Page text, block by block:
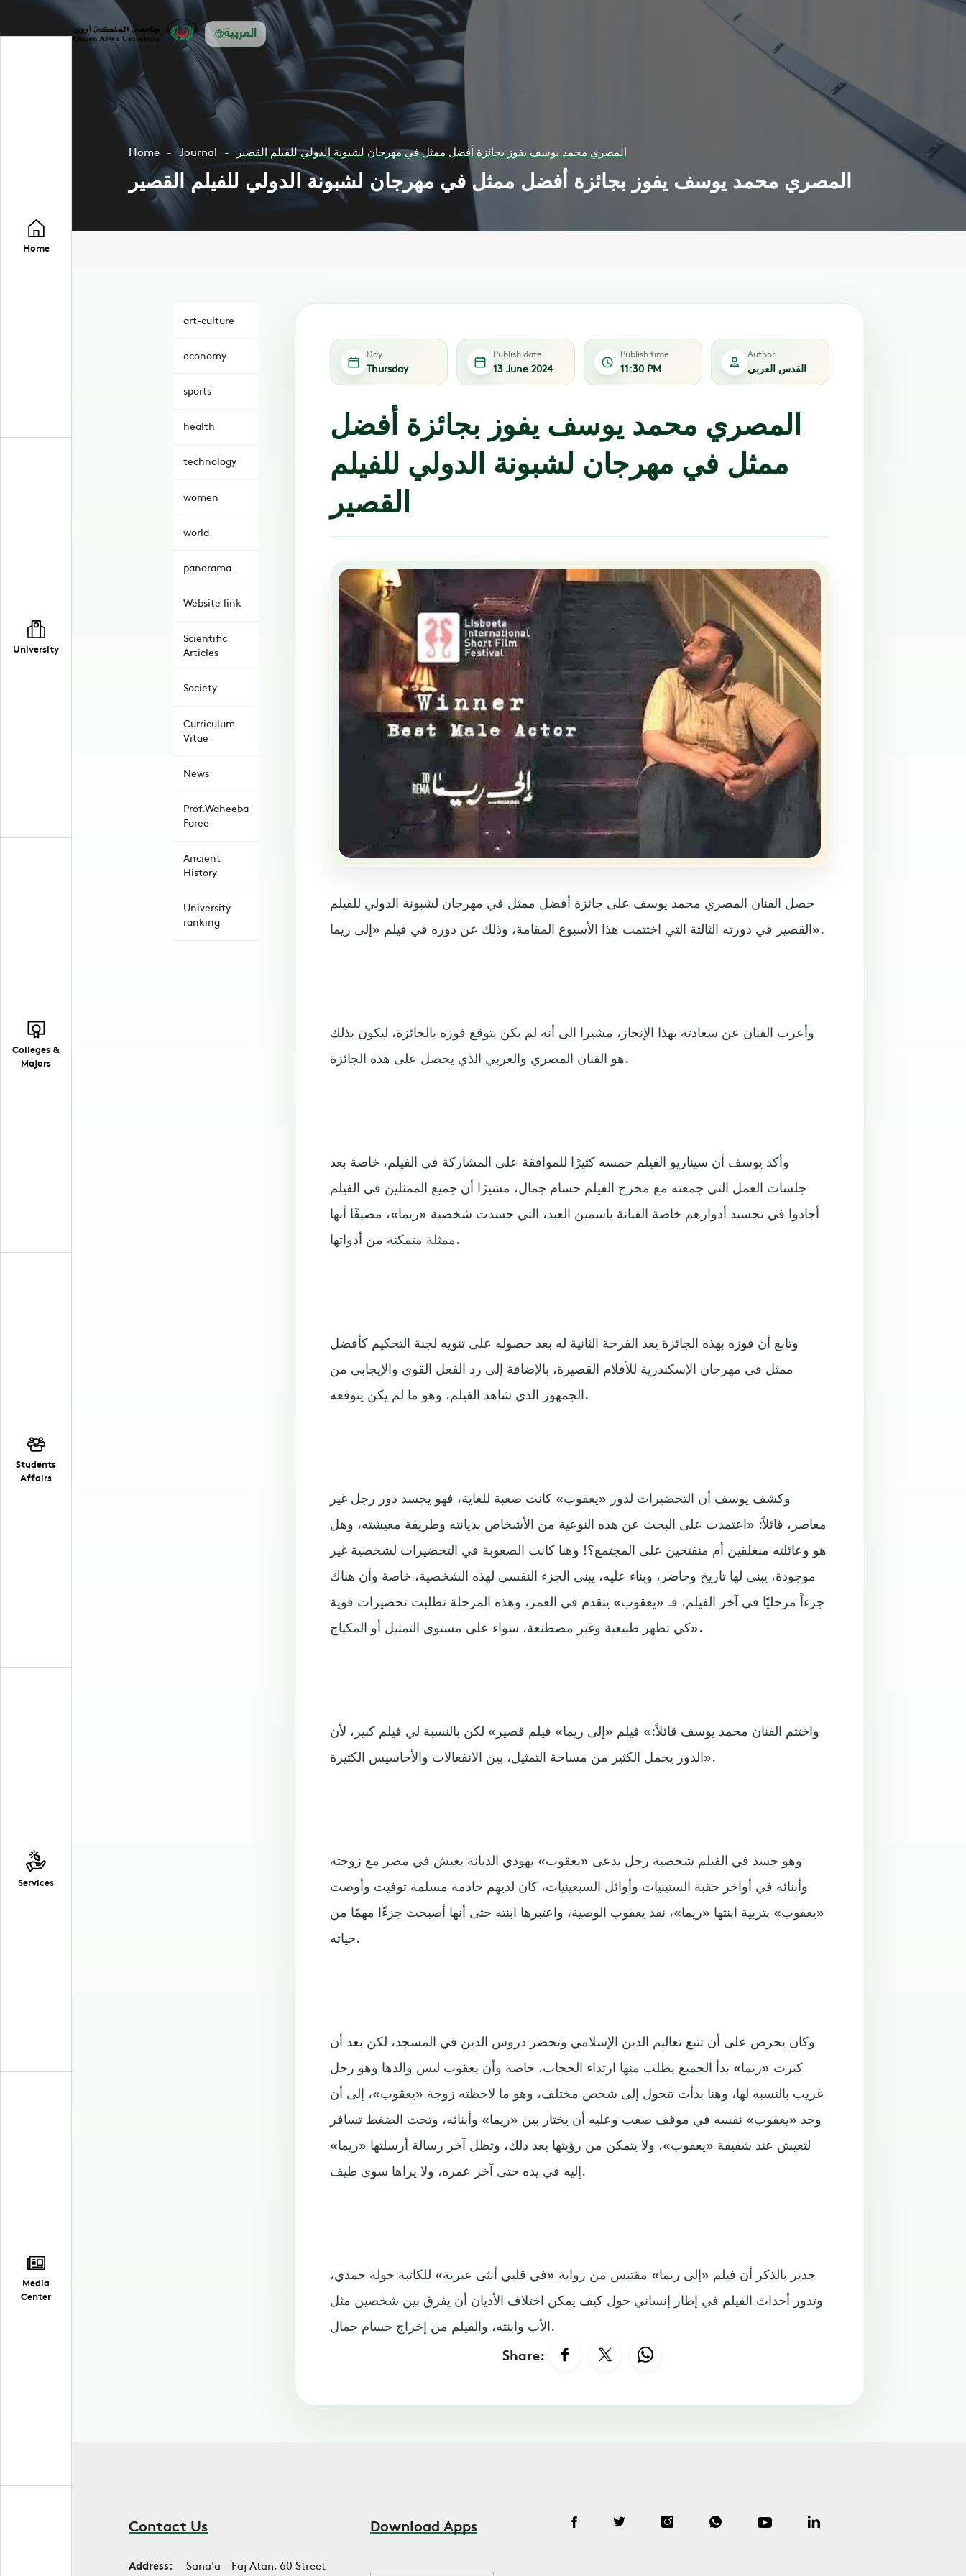
العربية
Home
University
Colleges &
Majors
Students
Affairs
Services
Media
Center
Home Journal المصري محمد يوسف يفوز بجائزة أفضل ممثل في مهرجان لشبونة الدولي للفيلم القصير
المصري محمد يوسف يفوز بجائزة أفضل ممثل في مهرجان لشبونة الدولي للفيلم القصير
art-culture
economy
sports
health
technology
women
world
panorama
Website link
Scientific
Articles
Society
Curriculum
Vitae
News
Prof.Waheeba
Faree
Ancient
History
University
ranking
Day
Thursday
Publish date
13 June 2024
Publish time
11:30 PM
Author
القدس العربي
المصري محمد يوسف يفوز بجائزة أفضل
ممثل في مهرجان لشبونة الدولي للفيلم
القصير
حصل الفنان المصري محمد يوسف على جائزة أفضل ممثل في مهرجان لشبونة الدولي للفيلم
القصير في دورته الثالثة التي اختتمت هذا الأسبوع المقامة، وذلك عن دوره في فيلم «إلى ريما».
وأعرب الفنان عن سعادته بهذا الإنجاز، مشيرا الى أنه لم يكن يتوقع فوزه بالجائزة، ليكون بذلك
هو الفنان المصري والعربي الذي يحصل على هذه الجائزة.
وأكد يوسف أن سيناريو الفيلم حمسه كثيرًا للموافقة على المشاركة في الفيلم، خاصة بعد
جلسات العمل التي جمعته مع مخرج الفيلم حسام جمال، مشيرًا أن جميع الممثلين في الفيلم
أجادوا في تجسيد أدوارهم خاصة الفنانة ياسمين العبد، التي جسدت شخصية «ريما»، مضيفًا أنها
ممثلة متمكنة من أدواتها.
وتابع أن فوزه بهذه الجائزة يعد الفرحة الثانية له بعد حصوله على تنويه لجنة التحكيم كأفضل
ممثل في مهرجان الإسكندرية للأفلام القصيرة، بالإضافة إلى رد الفعل القوي والإيجابي من
الجمهور الذي شاهد الفيلم، وهو ما لم يكن يتوقعه.
وكشف يوسف أن التحضيرات لدور «يعقوب» كانت صعبة للغاية، فهو يجسد دور رجل غير
معاصر، قائلاً: «اعتمدت على البحث عن هذه النوعية من الأشخاص بديانته وطريقة معيشته، وهل
هو وعائلته منغلقين أم منفتحين على المجتمع؟! وهنا كانت الصعوبة في التحضيرات لشخصية غير
موجودة، يبنى لها تاريخ وحاضر، وبناء عليه، يبني الجزء النفسي لهذه الشخصية، خاصة وأن هناك
جزءاً مرحليًا في آخر الفيلم، فـ «يعقوب» يتقدم في العمر، وهذه المرحلة تطلبت تحضيرات قوية
كي تظهر طبيعية وغير مصطنعة، سواء على مستوى التمثيل أو المكياج».
واختتم الفنان محمد يوسف قائلاً:» فيلم «إلى ريما» فيلم قصير» لكن بالنسبة لي فيلم كبير، لأن
الدور يحمل الكثير من مساحة التمثيل، بين الانفعالات والأحاسيس الكثيرة».
وهو جسد في الفيلم شخصية رجل يدعى «يعقوب» يهودي الديانة يعيش في مصر مع زوجته
وأبنائه في أواخر حقبة الستينيات وأوائل السبعينيات، كان لديهم خادمة مسلمة توفيت وأوصت
«يعقوب» بتربية ابنتها «ريما»، نفذ يعقوب الوصية، واعتبرها ابنته حتى أنها أصبحت جزءًا مهمًا من
حياته.
وكان يحرص على أن تتبع تعاليم الدين الإسلامي وتحضر دروس الدين في المسجد، لكن بعد أن
كبرت «ريما» بدأ الجميع يطلب منها ارتداء الحجاب، خاصة وأن يعقوب ليس والدها وهو رجل
غريب بالنسبة لها، وهنا بدأت تتحول إلى شخص مختلف، وهو ما لاحظته زوجة «يعقوب»، إلى أن
وجد «يعقوب» نفسه في موقف صعب وعليه أن يختار بين «ريما» وأبنائه، وتحت الضغط تسافر
لتعيش عند شقيقة «يعقوب»، ولا يتمكن من رؤيتها بعد ذلك، وتظل آخر رسالة أرسلتها «ريما»
إليه في يده حتى آخر عمره، ولا يراها سوى طيف.
جدير بالذكر أن فيلم «إلى ريما» مقتبس من رواية «في قلبي أنثى عبرية» للكاتبة خولة حمدي،
وتدور أحداث الفيلم في إطار إنساني حول كيف يمكن اختلاف الأديان أن يفرق بين شخصين مثل
الأب وابنته، والفيلم من إخراج حسام جمال.
Share:
Contact Us
Address: Sana'a - Faj Atan, 60 Street
Download Apps